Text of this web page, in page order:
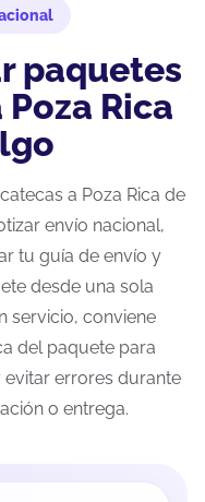
paquetes
Rica
a Poza Rica de
envío nacional,
tu guía de envío y
desde una sola
servicio, conviene
del paquete para
errores durante
o entrega.